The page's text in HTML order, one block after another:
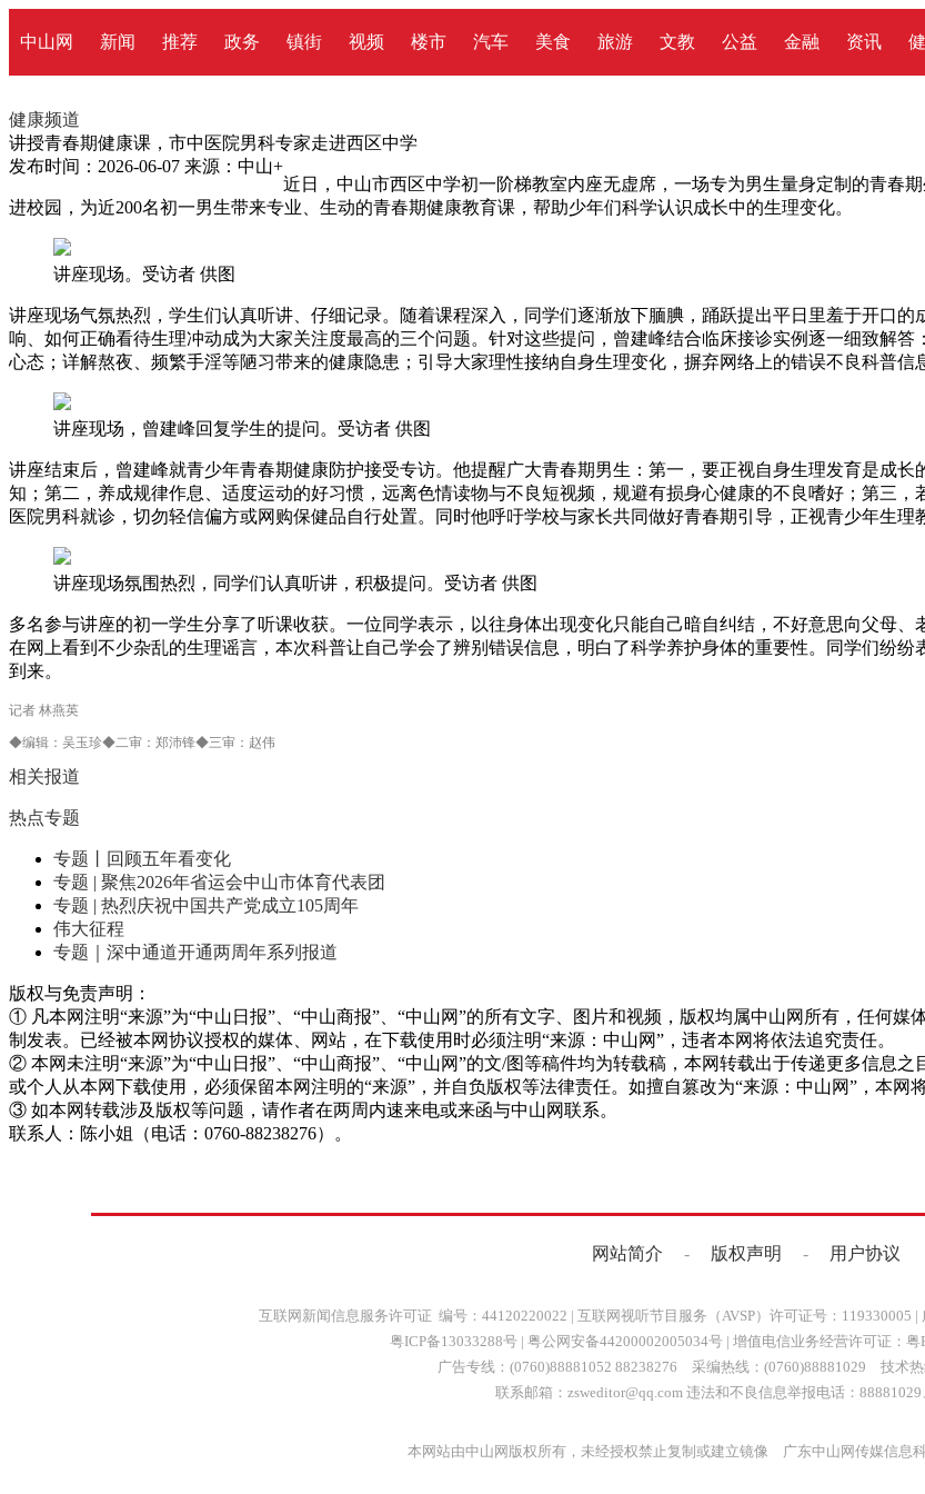
中山网 新闻 推荐 政务 镇街 视频 楼市 汽车 美食 旅游 文教 公益 金融 资讯
健康频道
讲授青春期健康课，市中医院男科专家走进西区中学
发布时间：2026-06-07 来源：中山+
近日，中山市西区中学初一阶梯教室内座无虚席，一场专为男生量身定制的青春
进校园，为近200名初一男生带来专业、生动的青春期健康教育课，帮助少年们科学认识成长中的生理变化。
讲座现场。受访者 供图
讲座现场气氛热烈，学生们认真听讲、仔细记录。随着课程深入，同学们逐渐放下腼腆，踊跃提出平日里羞于开口
响、如何正确看待生理冲动成为大家关注度最高的三个问题。针对这些提问，曾建峰结合临床接诊实例逐一细致解
心态；详解熬夜、频繁手淫等陋习带来的健康隐患；引导大家理性接纳自身生理变化，摒弃网络上的错误不良科普信
讲座现场，曾建峰回复学生的提问。受访者 供图
讲座结束后，曾建峰就青少年青春期健康防护接受专访。他提醒广大青春期男生：第一，要正视自身生理发育是成
知；第二，养成规律作息、适度运动的好习惯，远离色情读物与不良短视频，规避有损身心健康的不良嗜好；第三
医院男科就诊，切勿轻信偏方或网购保健品自行处置。同时他呼吁学校与家长共同做好青春期引导，正视青少年生理
讲座现场氛围热烈，同学们认真听讲，积极提问。受访者 供图
多名参与讲座的初一学生分享了听课收获。一位同学表示，以往身体出现变化只能自己暗自纠结，不好意思向父母
在网上看到不少杂乱的生理谣言，本次科普让自己学会了辨别错误信息，明白了科学养护身体的重要性。同学们纷
到来。
记者 林燕英
◆编辑：吴玉珍◆二审：郑沛锋◆三审：赵伟
相关报道
热点专题
专题丨回顾五年看变化
专题 | 聚焦2026年省运会中山市体育代表团
专题 | 热烈庆祝中国共产党成立105周年
伟大征程
专题｜深中通道开通两周年系列报道
版权与免责声明：
① 凡本网注明“来源”为“中山日报”、“中山商报”、“中山网”的所有文字、图片和视频，版权均属中山网所有，任何
制发表。已经被本网协议授权的媒体、网站，在下载使用时必须注明“来源：中山网”，违者本网将依法追究责任。
② 本网未注明“来源”为“中山日报”、“中山商报”、“中山网”的文/图等稿件均为转载稿，本网转载出于传递更多信息
或个人从本网下载使用，必须保留本网注明的“来源”，并自负版权等法律责任。如擅自篡改为“来源：中山网”，本网
③ 如本网转载涉及版权等问题，请作者在两周内速来电或来函与中山网联系。
联系人：陈小姐（电话：0760-88238276）。
网站简介 - 版权声明 - 用户协议
互联网新闻信息服务许可证 编号：44120220022 | 互联网视听节目服务（AVSP）许可证号：119330005 |
粤ICP备13033288号| 粤公网安备44200002005034号| 增值电信业务经营许可证： 粤
广告专线：(0760)88881052 88238276 采编热线：(0760)88881029 技术热
联系邮箱：zsweditor@qq.com 违法和不良信息举报电话：88881029
本网站由中山网版权所有，未经授权禁止复制或建立镜像 广东中山网传媒信息